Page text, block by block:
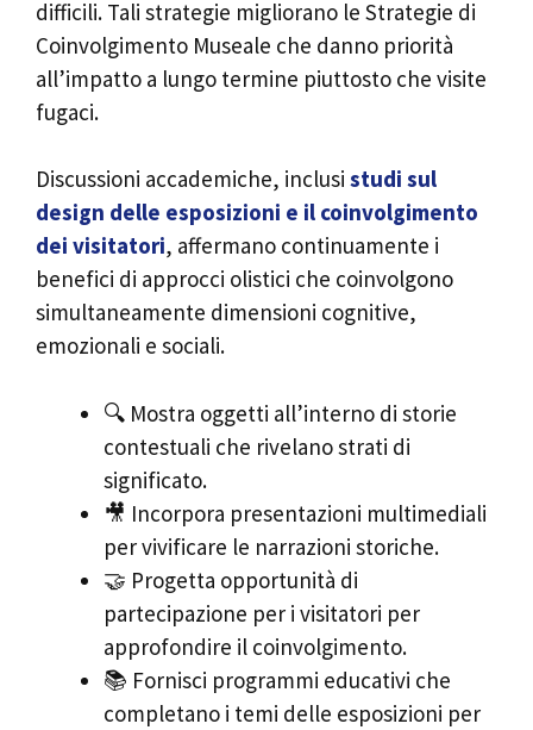
difficili. Tali strategie migliorano le Strategie di
Coinvolgimento Museale che danno priorità
all’impatto a lungo termine piuttosto che visite
fugaci.
Discussioni accademiche, inclusi studi sul
design delle esposizioni e il coinvolgimento
dei visitatori, affermano continuamente i
benefici di approcci olistici che coinvolgono
simultaneamente dimensioni cognitive,
emozionali e sociali.
🔍 Mostra oggetti all’interno di storie
contestuali che rivelano strati di
significato.
🎥 Incorpora presentazioni multimediali
per vivificare le narrazioni storiche.
🤝 Progetta opportunità di
partecipazione per i visitatori per
approfondire il coinvolgimento.
📚 Fornisci programmi educativi che
completano i temi delle esposizioni per